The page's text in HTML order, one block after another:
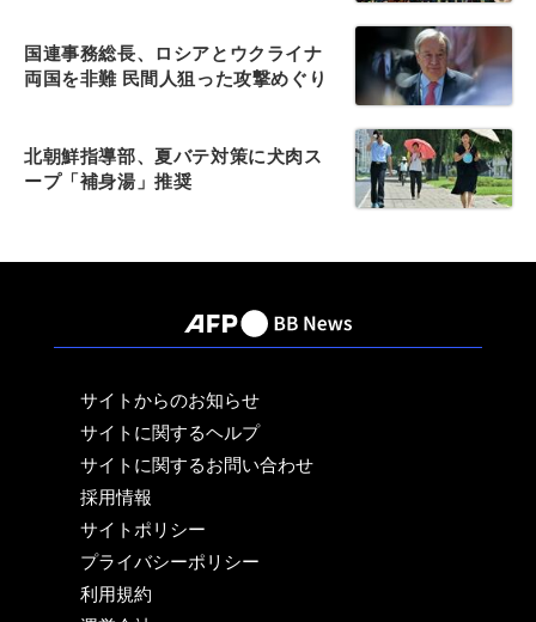
国連事務総長、ロシアとウクライナ
両国を非難 民間人狙った攻撃めぐり
北朝鮮指導部、夏バテ対策に犬肉ス
ープ「補身湯」推奨
サイトからのお知らせ
サイトに関するヘルプ
サイトに関するお問い合わせ
採用情報
サイトポリシー
プライバシーポリシー
利用規約